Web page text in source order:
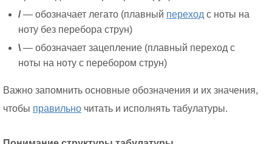
/— обозначает легато (плавный переход с ноты на
ноту без перебора струн)
\ — обозначает зацепление (плавный переход с
ноты на ноту с перебором струн)
Важно запомнить основные обозначения и их значения,
чтобы правильно читать и исполнять табулатуры.